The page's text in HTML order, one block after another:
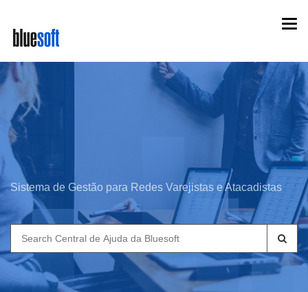
main
content
Sistema de Gestão para Redes Varejistas e Atacadistas
Search
for: